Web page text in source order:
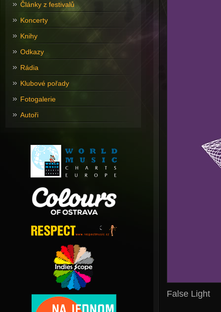
False Light
Články z festivalů
Koncerty
Knihy
Odkazy
Rádia
Klubové pořady
Fotogalerie
Autoři